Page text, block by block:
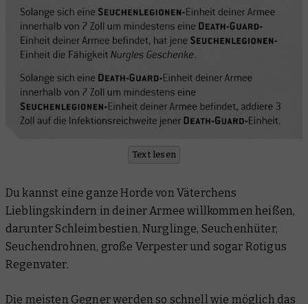
Text lesen
Du kannst eine ganze Horde von Väterchens
Lieblingskindern in deiner Armee willkommen heißen,
darunter Schleimbestien, Nurglinge, Seuchenhüter,
Seuchendrohnen, große Verpester und sogar Rotigus
Regenvater.
Die meisten Gegner werden so schnell wie möglich das